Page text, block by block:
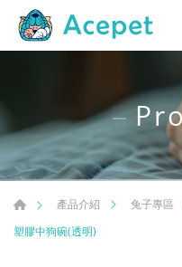
產品介紹 兔子專區
塑膠中狗碗(透明)